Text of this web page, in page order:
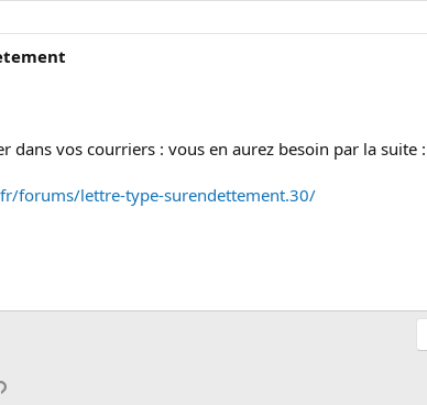
dans vos courriers : vous en aurez besoin par la suite :
forums/lettre-type-surendettement.30/
Lien